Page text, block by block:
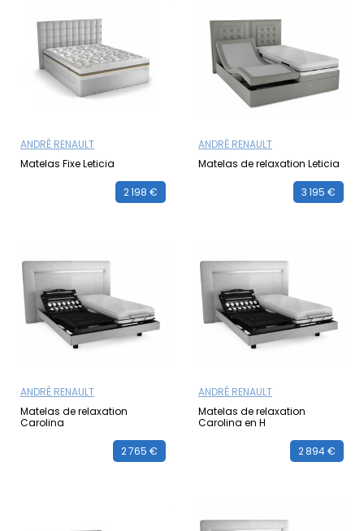
ANDRÉ RENAULT
Matelas Fixe Leticia
2 198 €
ANDRÉ RENAULT
Matelas de relaxation Leticia
3 195 €
ANDRÉ RENAULT
Matelas de relaxation
Carolina
2 765 €
ANDRÉ RENAULT
Matelas de relaxation
Carolina en H
2 894 €